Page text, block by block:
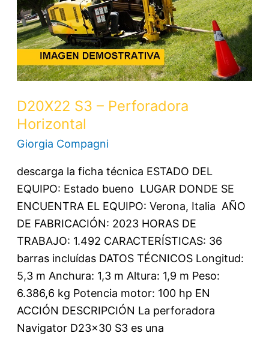
D20X22 S3 – Perforadora
Horizontal
Giorgia Compagni
descarga la ficha técnica ESTADO DEL
EQUIPO: Estado bueno LUGAR DONDE SE
ENCUENTRA EL EQUIPO: Verona, Italia AÑO
DE FABRICACIÓN: 2023 HORAS DE
TRABAJO: 1.492 CARACTERÍSTICAS: 36
barras incluídas DATOS TÉCNICOS Longitud:
5,3 m Anchura: 1,3 m Altura: 1,9 m Peso:
6.386,6 kg Potencia motor: 100 hp EN
ACCIÓN DESCRIPCIÓN La perforadora
Navigator D23x30 S3 es una
Perforadora
Horizontal